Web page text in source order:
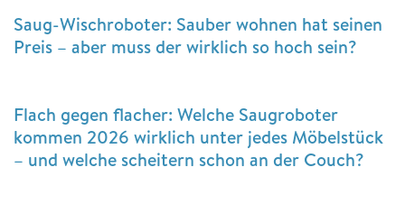
Saug-Wischroboter: Sauber wohnen hat seinen
Preis – aber muss der wirklich so hoch sein?
Flach gegen flacher: Welche Saugroboter
kommen 2026 wirklich unter jedes Möbelstück
– und welche scheitern schon an der Couch?